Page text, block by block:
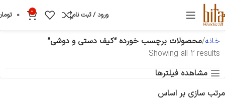
ورود / ثبت نام 0
0
خانه محصولات برچسب خورده “کیف دستی و دوشی”
Showing all 2 results
مشاهده فیلترها
مرتب سازی بر اساس